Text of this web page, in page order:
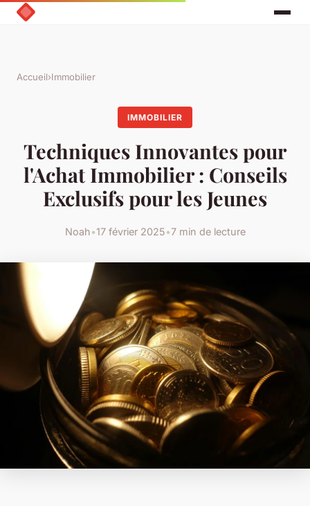
Accueil›Immobilier
IMMOBILIER
Techniques Innovantes pour
l'Achat Immobilier : Conseils
Exclusifs pour les Jeunes
Noah•17 février 2025•7 min de lecture